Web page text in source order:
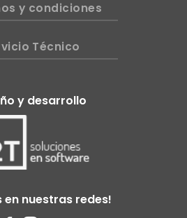
y condiciones
Técnico
y desarrollo
en nuestras redes!